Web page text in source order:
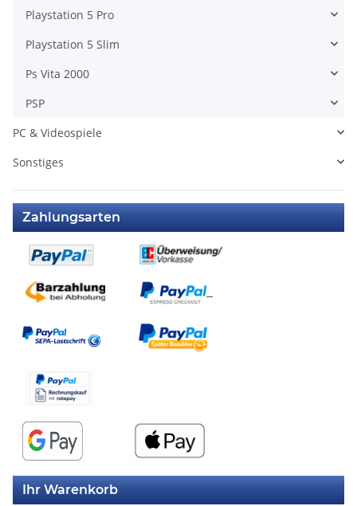
Playstation 5 Pro
Playstation 5 Slim
Ps Vita 2000
PSP
PC & Videospiele
Sonstiges
Zahlungsarten
Ihr Warenkorb